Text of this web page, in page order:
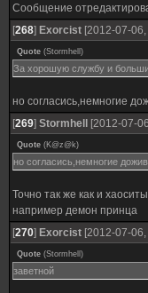
Сообщение
[268] Exorcist [2012-07-
Quote (Stormhell )
За хорошую службу и
но согласись,немногие
[269] Stormhell [2012-07-
Quote (K@z@k)
но согласись,немногие
Точно так же как и
например демон принца
[270] Exorcist [2012-07-
Quote (Stormhell )
заветной